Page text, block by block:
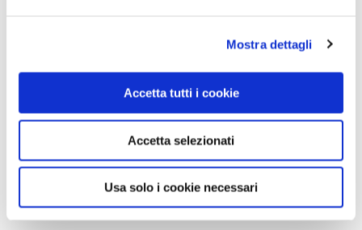
Mostra dettagli
Accetta tutti i cookie
Accetta selezionati
Usa solo i cookie necessari